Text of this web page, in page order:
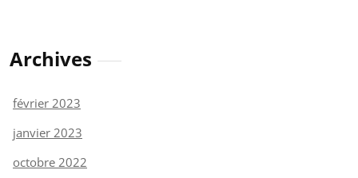
Archives
février 2023
janvier 2023
octobre 2022